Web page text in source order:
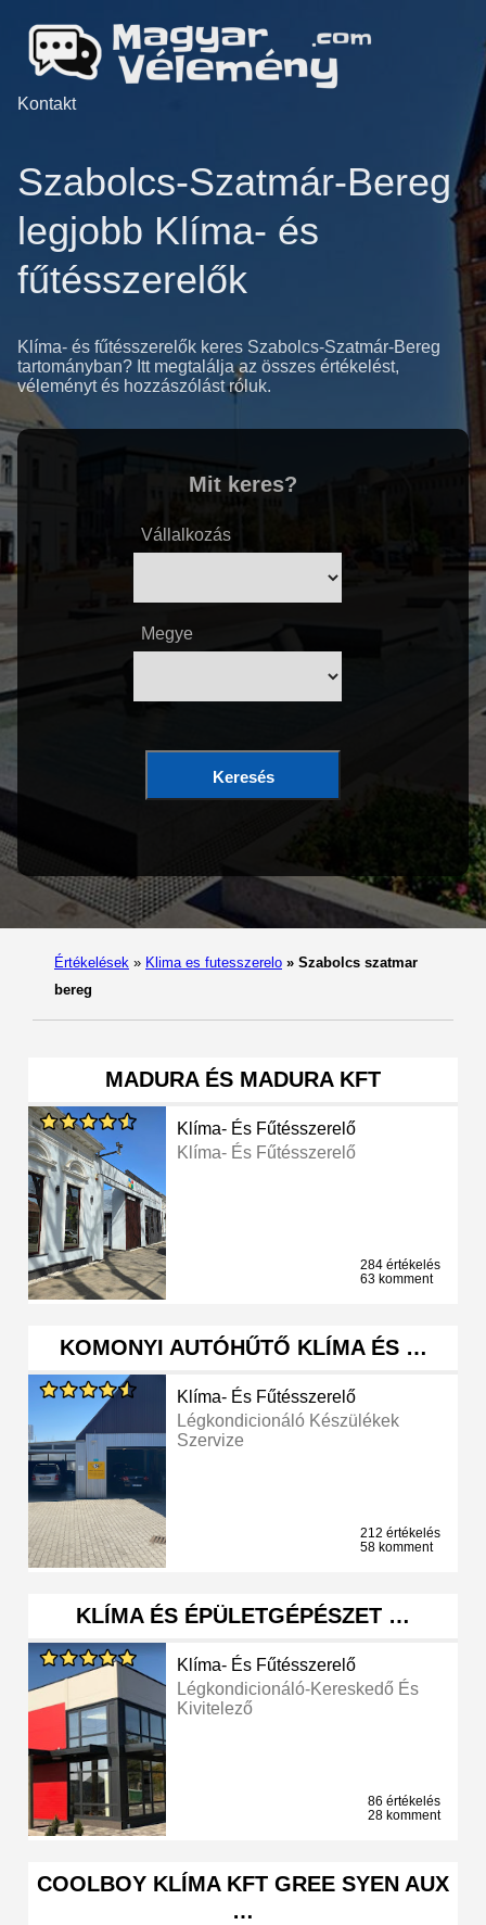
Kontakt
Szabolcs-Szatmár-Bereg
legjobb Klíma- és
fűtésszerelők
Klíma- és fűtésszerelők keres Szabolcs-Szatmár-Bereg
tartományban? Itt megtalálja az összes értékelést,
véleményt és hozzászólást róluk.
Mit keres?
Vállalkozás
Megye
Keresés
Értékelések » Klima es futesszerelo » Szabolcs szatmar
bereg
MADURA ÉS MADURA KFT
Klíma- És Fűtésszerelő
Klíma- És Fűtésszerelő
284 értékelés
63 komment
KOMONYI AUTÓHŰTŐ KLÍMA ÉS …
Klíma- És Fűtésszerelő
Légkondicionáló Készülékek
Szervize
212 értékelés
58 komment
KLÍMA ÉS ÉPÜLETGÉPÉSZET …
Klíma- És Fűtésszerelő
Légkondicionáló-Kereskedő És
Kivitelező
86 értékelés
28 komment
COOLBOY KLÍMA KFT GREE SYEN AUX
…